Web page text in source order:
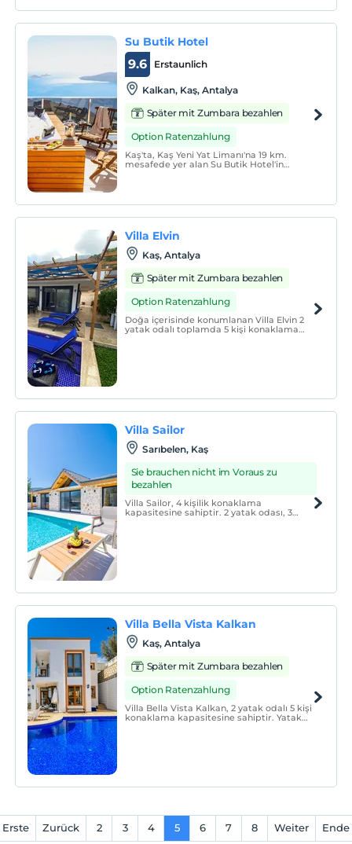
erfrischenden Urlaub in Patara zu
verbringen, dem schönsten Ort von
Su Butik Hotel
Erstaunlich
9.6
Kalkan, Kaş, Antalya
Später mit Zumbara bezahlen
Option Ratenzahlung
Kaş'ta, Kaş Yeni Yat Limanı'na 19 km.
mesafede yer alan Su Butik Hotel'in
Villa Elvin
Kaş, Antalya
Später mit Zumbara bezahlen
Option Ratenzahlung
Doğa içerisinde konumlanan Villa Elvin 2
yatak odalı toplamda 5 kişi konaklama
Villa Sailor
Sarıbelen, Kaş
Sie brauchen nicht im Voraus zu
bezahlen
Villa Sailor, 4 kişilik konaklama
kapasitesine sahiptir. 2 yatak odası, 3
Villa Bella Vista Kalkan
Kaş, Antalya
Später mit Zumbara bezahlen
Option Ratenzahlung
Villa Bella Vista Kalkan, 2 yatak odalı 5 kişi
konaklama kapasitesine sahiptir. Yatak
Erste Zurück 2 3 4 5 6 7 8 Weiter Ende